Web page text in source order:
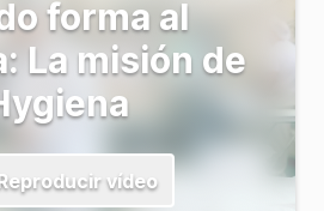
forma al
La misión de
vídeo